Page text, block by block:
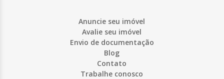
Anuncie seu imóvel
Avalie seu imóvel
Envio de documentação
Blog
Contato
Trabalhe conosco